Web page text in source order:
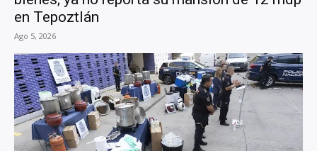
en Tepoztlán
Ago 5, 2026